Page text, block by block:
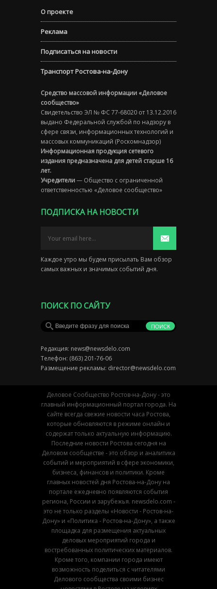
О проекте
Реклама
Подписаться на новости
Транспорт Ростова-на-Дону
Средство массовой информации «Деловое
сообщество»
Свидетельство ЭЛ № ФС 77-68020 от 13.12.2016
выдано Федеральной службой по надзору в
сфере связи, информационных технологий и
массовых коммуникаций (Роскомнадзор)
Информационная продукция сетевого
издания предназначена для детей старше 16
лет.
Учредители— Общество с ограниченной
ответственностью «Деловое сообщество»
ПОДПИСКА НА НОВОСТИ
Каждое утро мы будем присылать Вам обзор
самых важных и значимых событий дня.
ПОИСК ПО САЙТУ
Редакция: news@newsdelo.com
Телефон: (863) 201-76-06
Размещение рекламы: director@newsdelo.com
Деловое Сообщество Ростов-на-Дону - это
главный информационный портал города. На
сайте всегда свежие новости часа Ростова,
которые обновляются в режиме онлайн и
содержат только актуальную информацию.
Последние новости Ростова сегодня на
Деловом сообществе - это обзор и аналитика
событий и мероприятий в сфере экономики,
бизнеса, финансов и политики. Кроме
главных новостей дня Ростова-на-Дону на
портале ежедневно появляются события
региона, России и зарубежья. newsdelo.com -
это не только разделы «Новости - Ростов-на-
Дону» и «Политика - Ростов-на-Дону», а также
площадка для размещения актуальных
деловых мероприятий города и
востребованных политических материалов.
Кроме того, компании города имеют
возможность поделиться с читателями
Делового сообщества своими бизнес